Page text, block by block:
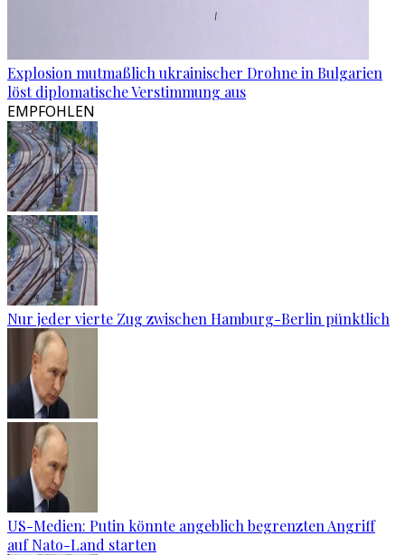
Explosion mutmaßlich ukrainischer Drohne in Bulgarien
löst diplomatische Verstimmung aus
EMPFOHLEN
Nur jeder vierte Zug zwischen Hamburg-Berlin pünktlich
US-Medien: Putin könnte angeblich begrenzten Angriff
auf Nato-Land starten